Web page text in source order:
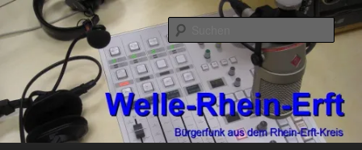
Zum
primären
Inhalt
Zum
sekundären
Inhalt
Welle-Rhein-Erft
Bürgerfunk aus dem Rhein-Erft-Kreis